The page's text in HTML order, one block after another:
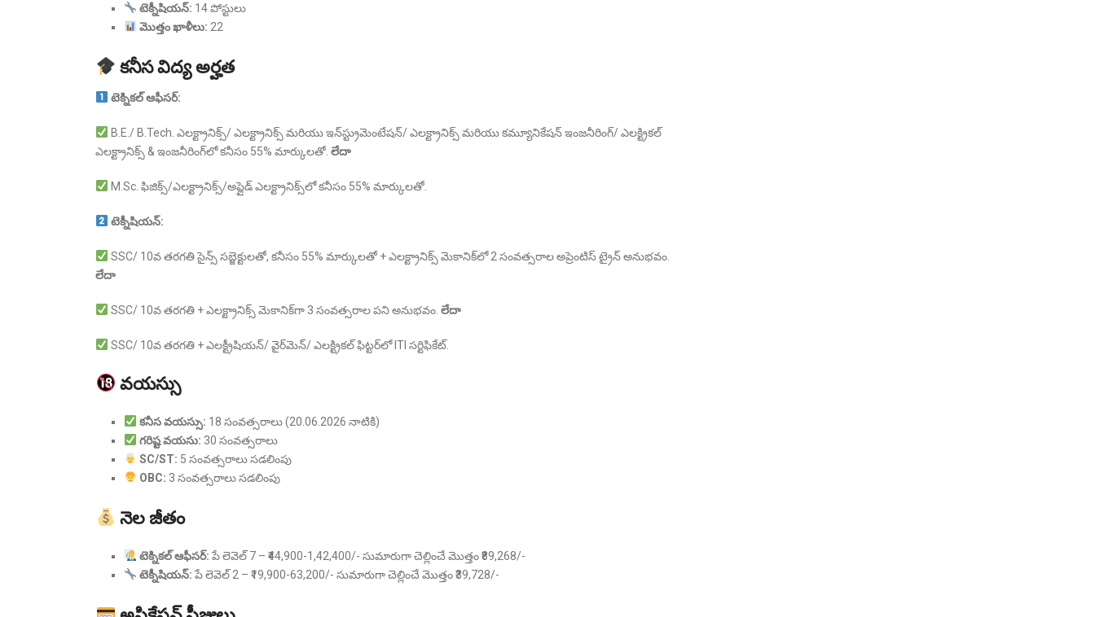
టెక్నీషియన్: 14 పోస్టులు
మొత్తం ఖాళీలు: 22
కనీస విద్య అర్హత
టెక్నికల్ ఆఫీసర్:
B.E./ B.Tech. ఎలక్ట్రానిక్స్/ ఎలక్ట్రానిక్స్ మరియు ఇన్‌స్ట్రుమెంటేషన్/ ఎలక్ట్రానిక్స్ మరియు కమ్యూనికేషన్ ఇంజనీరింగ్/ ఎలక్ట్రికల్
ఎలక్ట్రానిక్స్ & ఇంజనీరింగ్‌లో కనీసం 55% మార్కులతో. లేదా
M.Sc. ఫిజిక్స్/ఎలక్ట్రానిక్స్/అప్లైడ్ ఎలక్ట్రానిక్స్‌లో కనీసం 55% మార్కులతో.
టెక్నీషియన్:
SSC/ 10వ తరగతి సైన్స్ సబ్జెక్టులతో, కనీసం 55% మార్కులతో + ఎలక్ట్రానిక్స్ మెకానిక్‌లో 2 సంవత్సరాల అప్రెంటిస్ ట్రైన్ అనుభవం.
లేదా
SSC/ 10వ తరగతి + ఎలక్ట్రానిక్స్ మెకానిక్‌గా 3 సంవత్సరాల పని అనుభవం. లేదా
SSC/ 10వ తరగతి + ఎలక్ట్రీషియన్/ వైర్‌మెన్/ ఎలక్ట్రికల్ ఫిట్టర్‌లో ITI సర్టిఫికేట్.
వయస్సు
కనీస వయస్సు: 18 సంవత్సరాలు (20.06.2026 నాటికి)
గరిష్ట వయసు: 30 సంవత్సరాలు
SC/ST: 5 సంవత్సరాలు సడలింపు
OBC: 3 సంవత్సరాలు సడలింపు
నెల జీతం
టెక్నికల్ ఆఫీసర్:పే లెవెల్ 7 – ₹44,900-1,42,400/- సుమారుగా చెల్లించే మొత్తం ₹89,268/-
టెక్నీషియన్:పే లెవెల్ 2 – ₹19,900-63,200/- సుమారుగా చెల్లించే మొత్తం ₹39,728/-